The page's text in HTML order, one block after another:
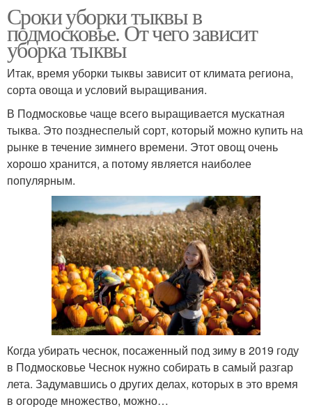
Сроки уборки тыквы в
подмосковье. От чего зависит
уборка тыквы
Итак, время уборки тыквы зависит от климата региона,
сорта овоща и условий выращивания.
В Подмосковье чаще всего выращивается мускатная
тыква. Это позднеспелый сорт, который можно купить на
рынке в течение зимнего времени. Этот овощ очень
хорошо хранится, а потому является наиболее
популярным.
Когда убирать чеснок, посаженный под зиму в 2019 году
в Подмосковье Чеснок нужно собирать в самый разгар
лета. Задумавшись о других делах, которых в это время
в огороде множество, можно…